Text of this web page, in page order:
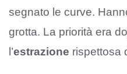
segnato le curve.
grotta. La priorità era
l’estrazione rispettosa